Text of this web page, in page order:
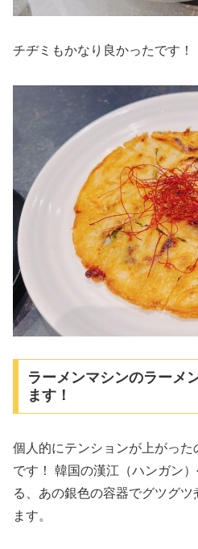
チヂミもかなり良かったです！
ラーメンマシンのラーメ
ます！
個人的にテンションが上がった
です！ 韓国の漢江（ハンガン
る、あの銀色の容器でグツグ
ます。